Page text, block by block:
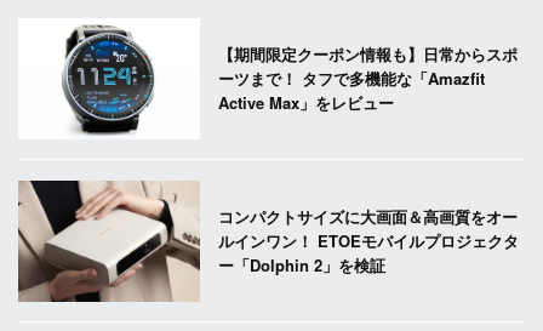
【期間限定クーポン情報も】日常からスポ
ーツまで！ タフで多機能な「Amazfit
Active Max」をレビュー
コンパクトサイズに大画面＆高画質をオー
ルインワン！ ETOEモバイルプロジェクタ
ー「Dolphin 2」を検証